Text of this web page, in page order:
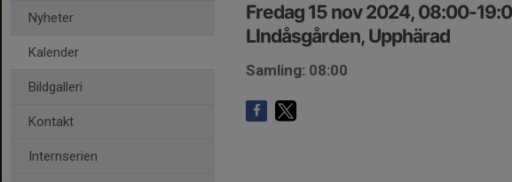
Nyheter
Kalender
Bildgalleri
Kontakt
Internserien
Fredag 15 nov 2024, 08:00-
LIndåsgården, Upphärad
Samling: 08:00